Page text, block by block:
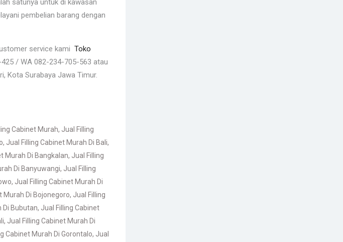
pembelian barang dengan
service kami Toko
/ WA 082-234-705-563 atau
Kota Surabaya Jawa Timur.
Cabinet Murah, Jual Filling
, Jual Filling Cabinet Murah Di Bali,
Murah Di Bangkalan, Jual Filling
Di Banyuwangi, Jual Filling
, Jual Filling Cabinet Murah Di
Murah Di Bojonegoro, Jual Filling
Di Bubutan, Jual Filling Cabinet
, Jual Filling Cabinet Murah Di
Cabinet Murah Di Gorontalo, Jual